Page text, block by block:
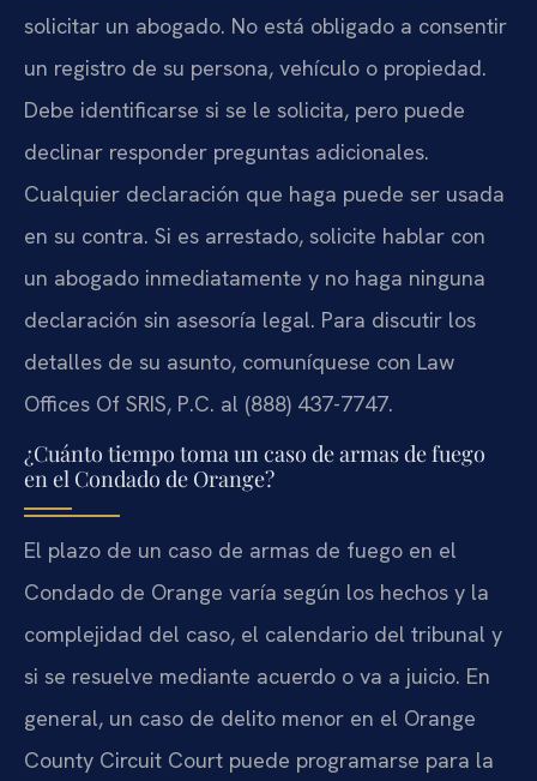
solicitar un abogado. No está obligado a consentir
un registro de su persona, vehículo o propiedad.
Debe identificarse si se le solicita, pero puede
declinar responder preguntas adicionales.
Cualquier declaración que haga puede ser usada
en su contra. Si es arrestado, solicite hablar con
un abogado inmediatamente y no haga ninguna
declaración sin asesoría legal. Para discutir los
detalles de su asunto, comuníquese con Law
Offices Of SRIS, P.C. al (888) 437-7747.
¿Cuánto tiempo toma un caso de armas de fuego
en el Condado de Orange?
El plazo de un caso de armas de fuego en el
Condado de Orange varía según los hechos y la
complejidad del caso, el calendario del tribunal y
si se resuelve mediante acuerdo o va a juicio. En
general, un caso de delito menor en el Orange
County Circuit Court puede programarse para la